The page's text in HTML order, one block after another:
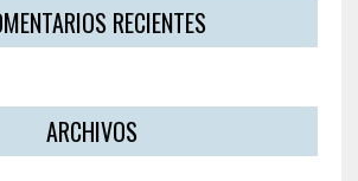
RECIENTES
ARCHIVOS